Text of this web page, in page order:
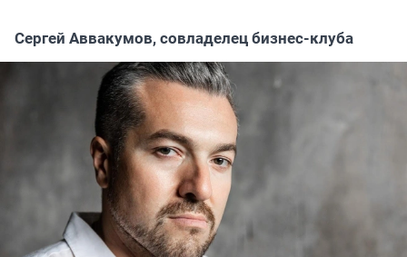
Сергей Аввакумов, совладелец бизнес-клуба